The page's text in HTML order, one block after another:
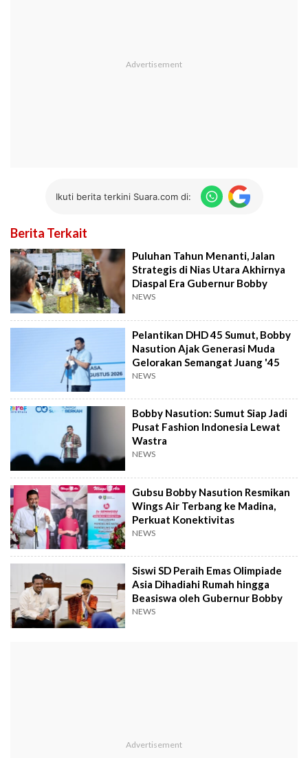
Ikuti berita terkini Suara.com di:
Berita Terkait
Puluhan Tahun Menanti, Jalan
Strategis di Nias Utara Akhirnya
Diaspal Era Gubernur Bobby
NEWS
Pelantikan DHD 45 Sumut, Bobby
Nasution Ajak Generasi Muda
Gelorakan Semangat Juang '45
NEWS
Bobby Nasution: Sumut Siap Jadi
Pusat Fashion Indonesia Lewat
Wastra
NEWS
Gubsu Bobby Nasution Resmikan
Wings Air Terbang ke Madina,
Perkuat Konektivitas
NEWS
Siswi SD Peraih Emas Olimpiade
Asia Dihadiahi Rumah hingga
Beasiswa oleh Gubernur Bobby
NEWS